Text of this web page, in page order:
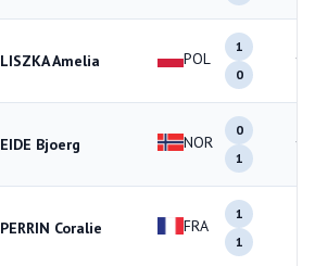
LISZKA Amelia POL
1
0
1
EIDE Bjoerg NOR
0
1
1
PERRIN Coralie FRA
1
1